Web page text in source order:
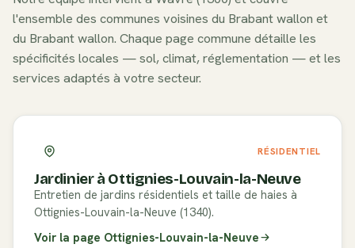
l'ensemble des communes voisines du Brabant wallon et
du Brabant wallon. Chaque page commune détaille les
spécificités locales — sol, climat, réglementation — et les
services adaptés à votre secteur.
RÉSIDENTIEL
Jardinier à Ottignies-Louvain-la-Neuve
Entretien de jardins résidentiels et taille de haies à
Ottignies-Louvain-la-Neuve (1340).
Voir la page Ottignies-Louvain-la-Neuve